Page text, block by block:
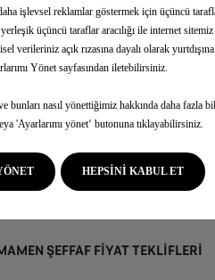
ŞEFFAF FIYAT TEKLIFLERI
işlevsel reklamlar göstermek için üçüncü
üçüncü taraflar aracılığı ile internet
verileriniz açık rızasına dayalı olarak
Yönet sayfasından iletebilirsiniz.
bunları nasıl yönettiğimiz hakkında daha fazla
'Ayarlarımı yönet‘ butonuna tıklayabilirsiniz.
HEPSİNİ KABUL ET